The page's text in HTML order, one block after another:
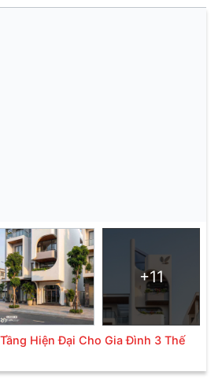
+11
Hiện Đại Cho Gia Đình 3 Thế